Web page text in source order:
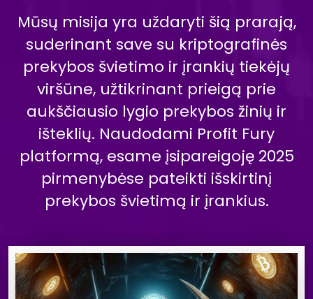
Mūsų misija yra uždaryti šią prarają,
suderinant save su kriptografinės
prekybos švietimo ir įrankių tiekėjų
viršūne, užtikrinant prieigą prie
aukščiausio lygio prekybos žinių ir
išteklių. Naudodami Profit Fury
platformą, esame įsipareigoję 2025
pirmenybėse pateikti išskirtinį
prekybos švietimą ir įrankius.